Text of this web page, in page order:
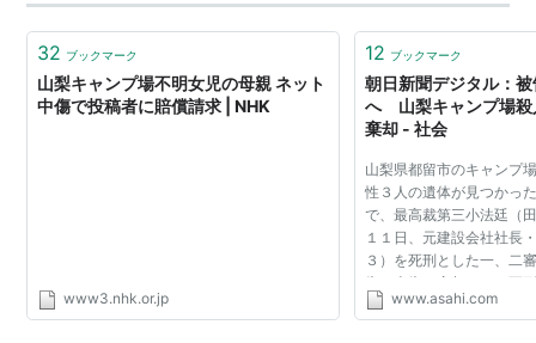
ビュー！キャンプで作った料理 平野田休暇…
32 ブックマーク
山梨キャンプ場不明女児の母親 ネット
中傷で投稿者に賠償請求 | NHK
www3.nhk.or.jp
12 ブックマーク
朝日新聞デジタル：
へ 山梨キャンプ場
棄却 - 社会
山梨県都留市のキャンプ
性３人の遺体が見つかっ
で、最高裁第三小法廷（
１１日、元建設会社社長
３）を死刑とした一、二
告の上告を棄却した。
佐被告は２人の殺人と１
www.asahi.com